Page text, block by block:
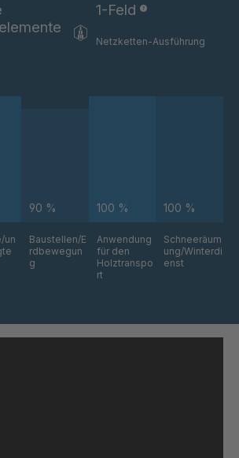
GR-SED 31631 4042294
GR 99 7
4045877
GR-SED
43720
4046162
45220
1-Feld
Netzketten-Ausführung
un
90 %
Baustellen/E
rdbewegun
g
100 %
Anwendung
für den
Holztranspo
rt
100 %
Schneeräum
ung/Winterdi
enst